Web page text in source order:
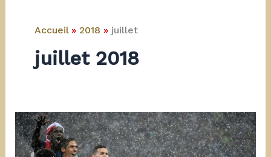
Accueil 2018 juillet
juillet 2018